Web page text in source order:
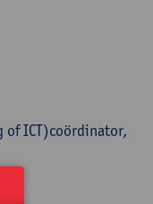
of ICT)coördinator,